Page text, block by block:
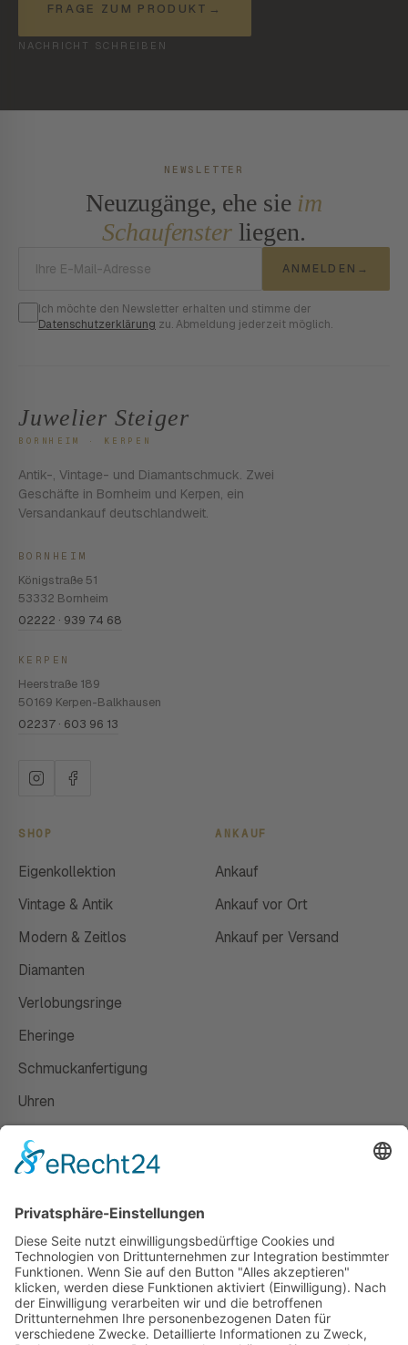
FRAGE ZUM PRODUKT →
NACHRICHT SCHREIBEN
NEWSLETTER
Neuzugänge, ehe sie im
Schaufensterliegen.
ANMELDEN →
Ich möchte den Newsletter erhalten und stimme der
Datenschutzerklärung zu. Abmeldung jederzeit möglich.
Juwelier Steiger
BORNHEIM · KERPEN
Antik-, Vintage- und Diamantschmuck. Zwei
Geschäfte in Bornheim und Kerpen, ein
Versandankauf deutschlandweit.
BORNHEIM
Königstraße 51
53332 Bornheim
02222 · 939 74 68
KERPEN
Heerstraße 189
50169 Kerpen-Balkhausen
02237 · 603 96 13
SHOP
Eigenkollektion
Vintage & Antik
Modern & Zeitlos
Diamanten
Verlobungsringe
Eheringe
Schmuckanfertigung
Uhren
ANKAUF
Ankauf
Ankauf vor Ort
Ankauf per Versand
Susanne Steiger
Geschäfte
Newsletter
Kontakt